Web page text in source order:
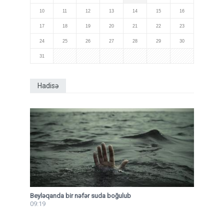
10 11 12 13 14 15 16
17 18 19 20 21 22 23
24 25 26 27 28 29 30
31
Hadisə
Beyləqanda bir nəfər suda boğulub
09:19